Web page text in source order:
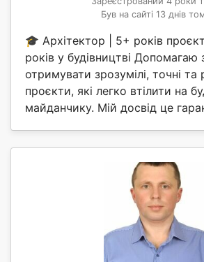
Був на сайті 13 днів
🎓 Архітектор | 5+ років
років у будівництві
отримувати зрозумілі, точні та
проєкти, які легко втілити на
майданчику. Мій досвід це